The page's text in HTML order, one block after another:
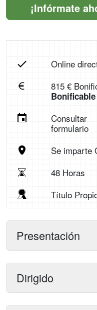
¡Infórmate
Online
815 €
formulario
Se imparte
48 Horas
Título
Presentación
Dirigido